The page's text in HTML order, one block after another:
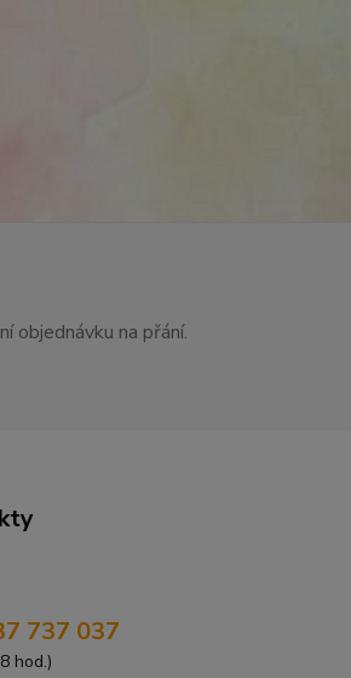
objednávku na přání.
737 037
hod.)